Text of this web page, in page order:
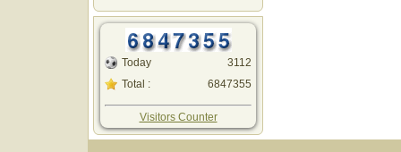
Today
Total :
3112
6847355
Visitors Counter